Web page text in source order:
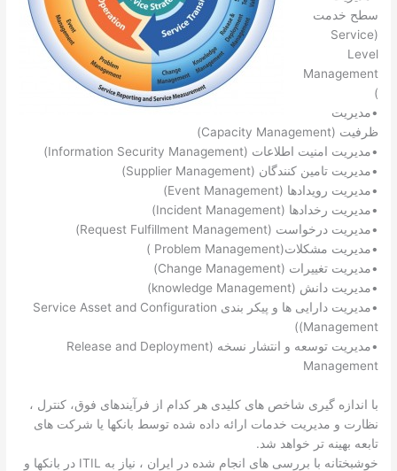
سطح خدمت
(Service
Level
Management
)
•مدیریت
ظرفیت (Capacity Management)
•مدیریت امنیت اطلاعات (Information Security Management)
•مدیریت تامین کنندگان (Supplier Management)
•مدیریت رویدادها (Event Management)
•مدیریت رخدادها (Incident Management)
•مدیریت درخواست (Request Fulfillment Management)
•مدیریت مشکلات(Problem Management )
•مدیریت تغییرات (Change Management)
•مدیریت دانش (knowledge Management)
•مدیریت دارایی ها و پیکر بندی Service Asset and Configuration
Management))
•مدیریت توسعه و انتشار نسخه (Release and Deployment
Management
با اندازه گیری شاخص های کلیدی هر کدام از فرآیندهای فوق، کنترل ،
نظارت و مدیریت خدمات ارائه داده شده توسط بانکها یا شرکت های
تابعه بهینه تر خواهد شد.
خوشبختانه با بررسی های انجام شده در ایران ، نیاز به ITIL در بانکها و